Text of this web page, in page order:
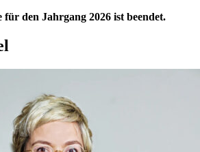
für den Jahrgang 2026 ist beendet.